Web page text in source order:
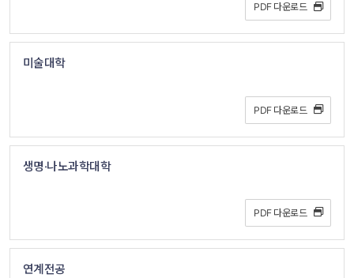
PDF 다운로드
미술대학
PDF 다운로드
생명·나노과학대학
PDF 다운로드
연계전공